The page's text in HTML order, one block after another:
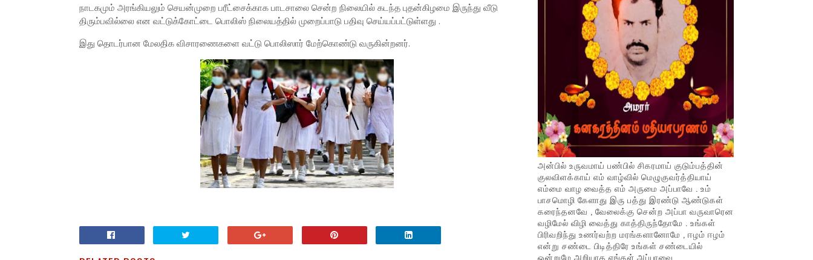
நாடகமும் அரங்கியலும் செயன்முறை பரீட்சைக்காக பாடசாலை சென்ற நிலையில் கடந்த புதன்கிழமை இருந்து வீடு
திரும்பவில்லை என வட்டுக்கோட்டை பொலிஸ் நிலையத்தில் முறைப்பாடு பதிவு செய்யப்பட்டுள்ளது .
இது தொடர்பான மேலதிக விசாரணைகளை வட்டு பொலிஸார் மேற்கொண்டு வருகின்றனர்.
அன்பில் உருவமாய் பண்பில் சிகரமாய் குடும்பத்தின்
குலவிளக்காய் எம் வாழ்வில் மெழுகுவர்த்தியாய்
எம்மை வாழ வைத்த எம் அருமை அப்பாவே . உம்
பாசமொழி கேளாது இரு பத்து இரண்டு ஆண்டுகள்
கரைந்தனவே , வேலைக்கு சென்ற அப்பா வருவாரென
வழிமேல் விழி வைத்து காத்திருந்தோமே . உங்கள்
பிரிவறிந்து உணர்வற்ற மரங்களானோமே , ஈழம் ஈழம்
என்று சண்டை பிடித்திரே உங்கள் சண்டையில்
ஒன்றுமே அறியாத எங்கள் அப்பாவை